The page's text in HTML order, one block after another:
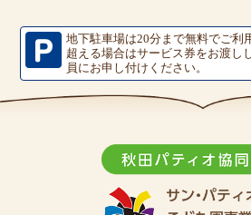
地下駐車場は20分まで無料でご利
超える場合はサービス券をお渡し
員にお申し付けください。